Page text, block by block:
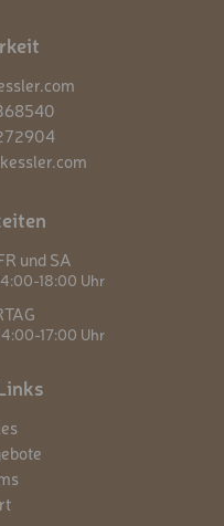
und SA
18:00 Uhr
17:00 Uhr